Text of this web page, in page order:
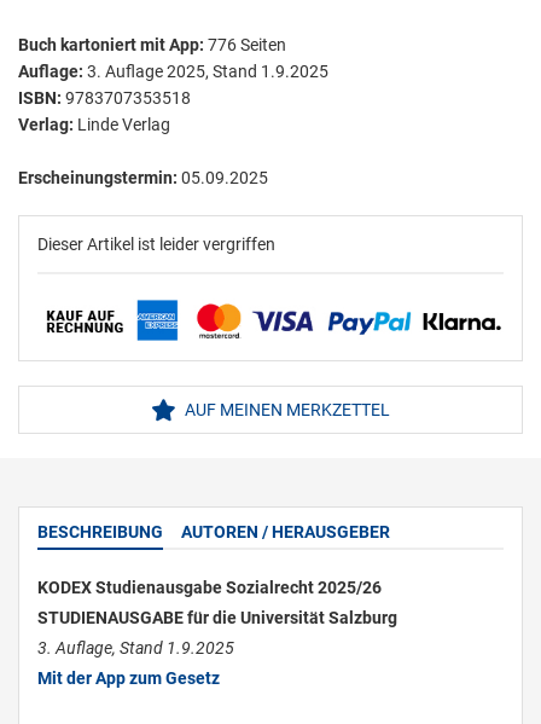
Buch kartoniertmit App: 776Seiten
Auflage: 3. Auflage 2025, Stand 1.9.2025
ISBN: 9783707353518
Verlag: Linde Verlag
Erscheinungstermin: 05.09.2025
Dieser Artikel ist leider vergriffen
AUF MEINEN MERKZETTEL
BESCHREIBUNG AUTOREN / HERAUSGEBER
KODEX Studienausgabe Sozialrecht 2025/26
STUDIENAUSGABE für die Universität Salzburg
3. Auflage, Stand 1.9.2025
Mit der App zum Gesetz